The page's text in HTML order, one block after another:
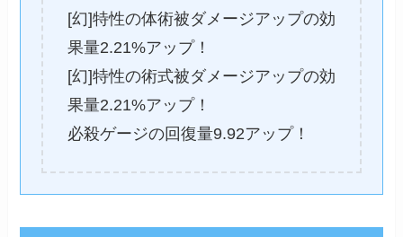
[幻]特性の体術被ダメージアップの効
果量2.21%アップ！
[幻]特性の術式被ダメージアップの効
果量2.21%アップ！
必殺ゲージの回復量9.92アップ！